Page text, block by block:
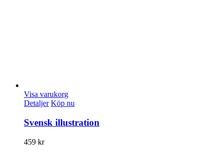
Visa varukorg
Detaljer Köp nu
Svensk illustration
459 kr